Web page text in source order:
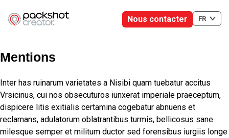
Nous contacter FR
Mentions
Inter has ruinarum varietates a Nisibi quam tuebatur accitus
Vrsicinus, cui nos obsecuturos iunxerat imperiale praeceptum,
dispicere litis exitialis certamina cogebatur abnuens et
reclamans, adulatorum oblatrantibus turmis, bellicosus sane
milesque semper et militum ductor sed forensibus iurgiis longe